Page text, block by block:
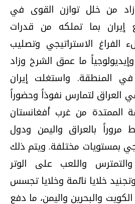
من خلل توازن القوى في
إيران بما تملكه من قدرات
الفراغ الاستراتيجي وتصليب
ما عمق الشرخ وزاد
المنطقة. واستغلت إيران
لتمارس نفوذاً وحضوراً
الممتدة من غرب أفغانستان
بالعراق واليمن ودول
بمستويات مختلفة. ويتم ذلك
واللعب على الوتر
خلايا نائمة وخلايا تجسس
والبحرين واليمن، ما دفع